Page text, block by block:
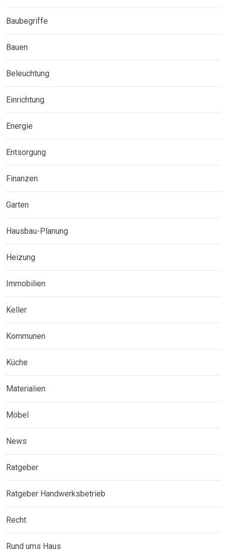
Baubegriffe
Bauen
Beleuchtung
Einrichtung
Energie
Entsorgung
Finanzen
Garten
Hausbau-Planung
Heizung
Immobilien
Keller
Kommunen
Küche
Materialien
Möbel
News
Ratgeber
Ratgeber Handwerksbetrieb
Recht
Rund ums Haus